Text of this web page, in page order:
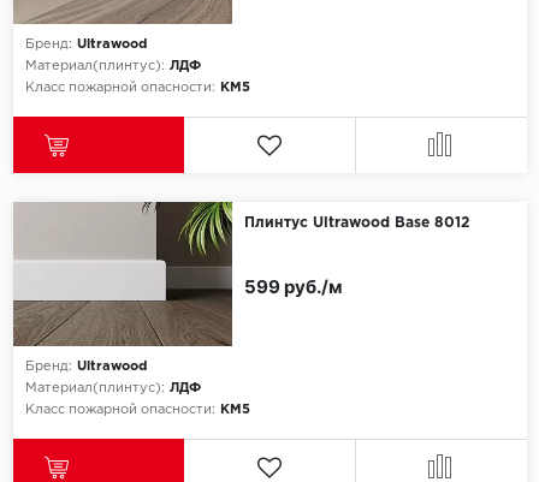
LG Decotile
Millenium
Бренд: Ultrawood
Материал(плинтус): ЛДФ
Класс пожарной опасности:
КМ5
Плинтус Ultrawood Base 8012
Бренд: Ultrawood
Материал(плинтус): ЛДФ
Класс пожарной опасности:
КМ5
599 руб./м